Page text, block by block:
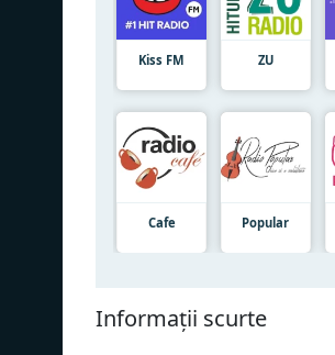
Kiss FM ZU
Cafe Popular
Informații scurte